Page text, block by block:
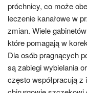
próchnicy, co może
leczenie kanałowe w
zmian. Wiele
które pomagają w
Dla osób pragnących
są zabiegi wybielania
często współpracują